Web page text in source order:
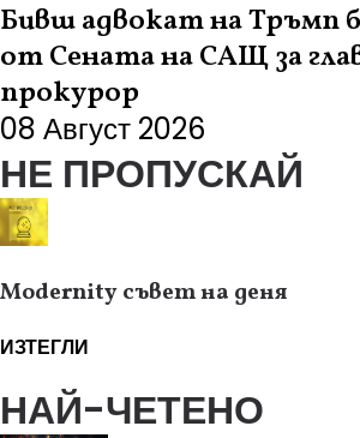
Бивш адвокат на Тръмп
от Сената на САЩ за
прокурор
08 Август 2026
НЕ ПРОПУСКАЙ
Modernity съвет на деня
ИЗТЕГЛИ
НАЙ-ЧЕТЕНО